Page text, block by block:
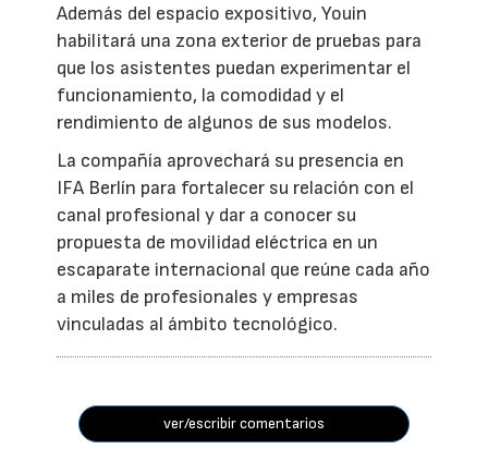
Además del espacio expositivo, Youin
habilitará una zona exterior de pruebas para
que los asistentes puedan experimentar el
funcionamiento, la comodidad y el
rendimiento de algunos de sus modelos.
La compañía aprovechará su presencia en
IFA Berlín para fortalecer su relación con el
canal profesional y dar a conocer su
propuesta de movilidad eléctrica en un
escaparate internacional que reúne cada año
a miles de profesionales y empresas
vinculadas al ámbito tecnológico.
ver/escribir comentarios